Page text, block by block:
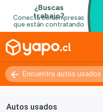
Autos usados